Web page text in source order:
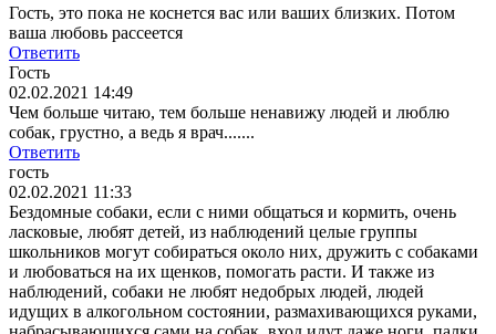
Гость, это пока не коснется вас или ваших близких. Потом
ваша любовь рассеется
Ответить
Гость
02.02.2021 14:49
Чем больше читаю, тем больше ненавижу людей и люблю
собак, грустно, а ведь я врач.......
Ответить
гость
02.02.2021 11:33
Бездомные собаки, если с ними общаться и кормить, очень
ласковые, любят детей, из наблюдений целые группы
школьников могут собираться около них, дружить с собаками
и любоваться на их щенков, помогать расти. И также из
наблюдений, собаки не любят недобрых людей, людей
идущих в алкогольном состоянии, размахивающихся руками,